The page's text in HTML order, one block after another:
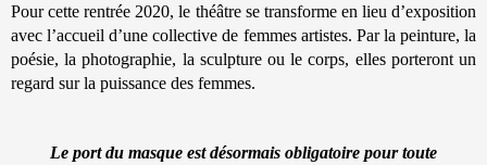
Pour cette rentrée 2020, le théâtre se transforme en lieu d’exposition
avec l’accueil d’une collective de femmes artistes. Par la peinture, la
poésie, la photographie, la sculpture ou le corps, elles porteront un
regard sur la puissance des femmes.
Le port du masque est désormais obligatoire pour toute